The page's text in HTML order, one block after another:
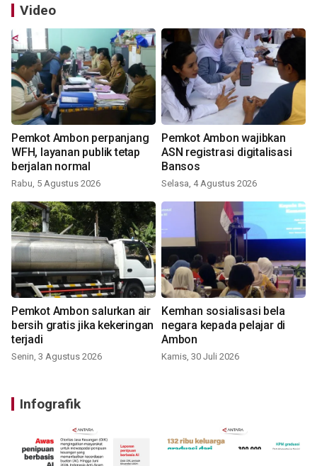
Video
Pemkot Ambon perpanjang
WFH, layanan publik tetap
berjalan normal
Rabu, 5 Agustus 2026
Pemkot Ambon wajibkan
ASN registrasi digitalisasi
Bansos
Selasa, 4 Agustus 2026
Pemkot Ambon salurkan air
bersih gratis jika kekeringan
terjadi
Senin, 3 Agustus 2026
Kemhan sosialisasi bela
negara kepada pelajar di
Ambon
Kamis, 30 Juli 2026
Infografik